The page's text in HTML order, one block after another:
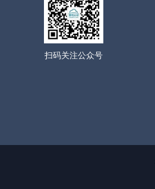
扫码关注公众号